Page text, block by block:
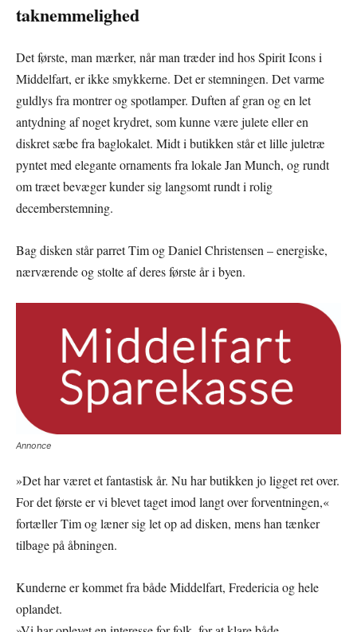
taknemmelighed
Det første, man mærker, når man træder ind hos Spirit Icons i
Middelfart, er ikke smykkerne. Det er stemningen. Det varme
guldlys fra montrer og spotlamper. Duften af gran og en let
antydning af noget krydret, som kunne være julete eller en
diskret sæbe fra baglokalet. Midt i butikken står et lille juletræ
pyntet med elegante ornaments fra lokale Jan Munch, og rundt
om træet bevæger kunder sig langsomt rundt i rolig
decemberstemning.
Bag disken står parret Tim og Daniel Christensen – energiske,
nærværende og stolte af deres første år i byen.
Annonce
»Det har været et fantastisk år. Nu har butikken jo ligget ret over.
For det første er vi blevet taget imod langt over forventningen,«
fortæller Tim og læner sig let op ad disken, mens han tænker
tilbage på åbningen.
Kunderne er kommet fra både Middelfart, Fredericia og hele
oplandet.